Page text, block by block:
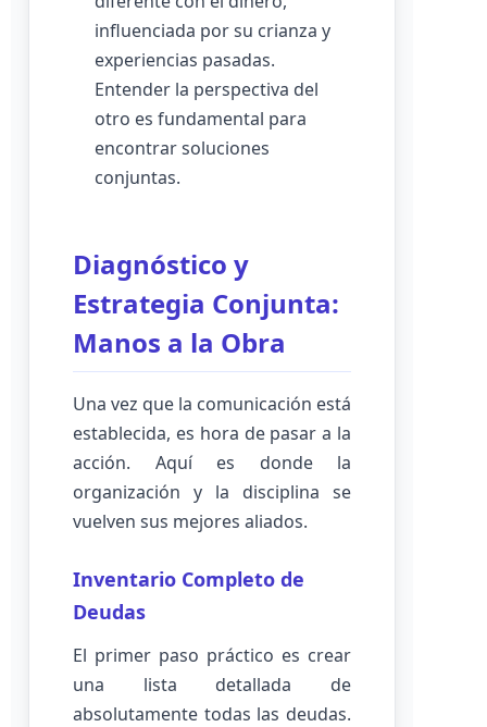
influenciada por su crianza y
experiencias pasadas.
Entender la perspectiva del
otro es fundamental para
encontrar soluciones
conjuntas.
Diagnóstico y
Estrategia Conjunta:
Manos a la Obra
Una vez que la comunicación está
establecida, es hora de pasar a la
acción. Aquí es donde la
organización y la disciplina se
vuelven sus mejores aliados.
Inventario Completo de
Deudas
El primer paso práctico es crear
una lista detallada de
absolutamente todas las deudas.